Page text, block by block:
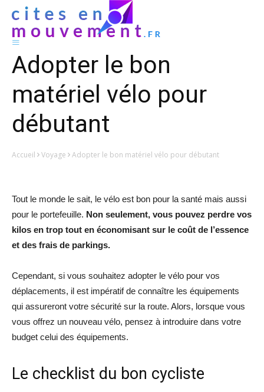
Adopter le bon
matériel vélo pour
débutant
Accueil Voyage Adopter le bon matériel vélo pour débutant
Tout le monde le sait, le vélo est bon pour la santé mais aussi
pour le portefeuille. Non seulement, vous pouvez perdre vos
kilos en trop tout en économisant sur le coût de l’essence
et des frais de parkings.
Cependant, si vous souhaitez adopter le vélo pour vos
déplacements, il est impératif de connaître les équipements
qui assureront votre sécurité sur la route. Alors, lorsque vous
vous offrez un nouveau vélo, pensez à introduire dans votre
budget celui des équipements.
Le checklist du bon cycliste